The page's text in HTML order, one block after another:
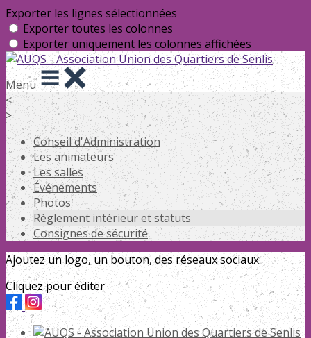
Exporter les lignes sélectionnées
Exporter toutes les colonnes
Exporter uniquement les colonnes affichées
Menu
<
>
Conseil d'Administration
Les animateurs
Les salles
Événements
Photos
Règlement intérieur et statuts
Consignes de sécurité
Ajoutez un logo, un bouton, des réseaux sociaux
Cliquez pour éditer